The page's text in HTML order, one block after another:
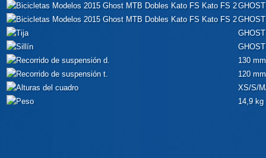
130 mm
120 mm
XS/S/
14,9 kg